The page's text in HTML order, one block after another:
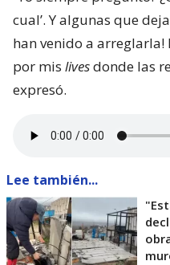
cual’. Y algunas que
han venido a
por mis livesdonde las
expresó.
Lee también...